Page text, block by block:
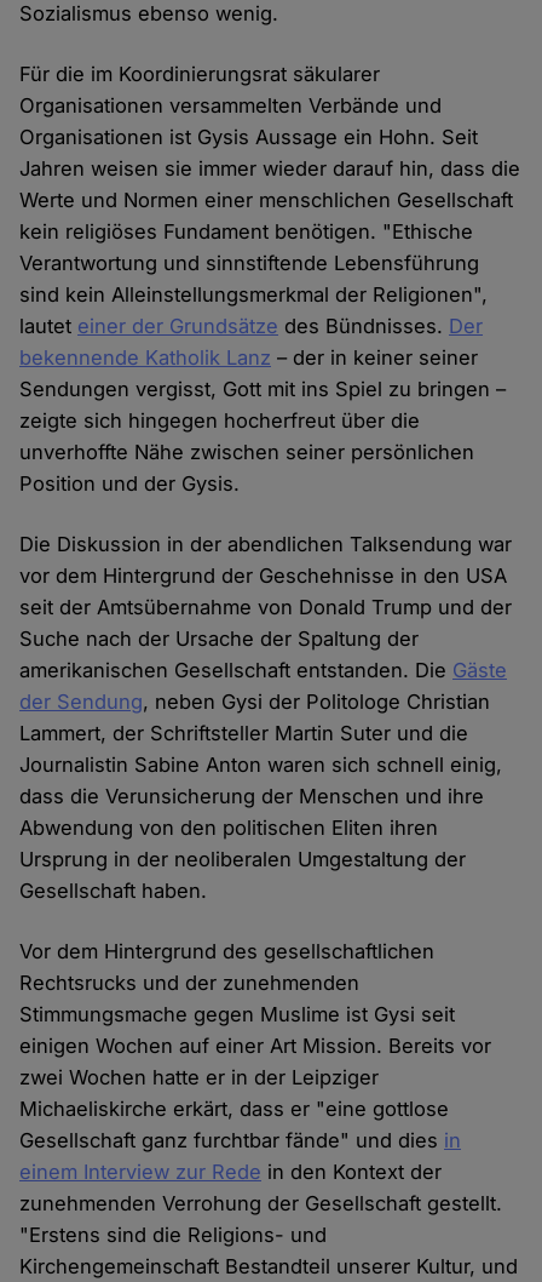
Sozialismus ebenso wenig.
Für die im Koordinierungsrat säkularer
Organisationen versammelten Verbände und
Organisationen ist Gysis Aussage ein Hohn. Seit
Jahren weisen sie immer wieder darauf hin, dass die
Werte und Normen einer menschlichen Gesellschaft
kein religiöses Fundament benötigen. "Ethische
Verantwortung und sinnstiftende Lebensführung
sind kein Alleinstellungsmerkmal der Religionen",
lautet einer der Grundsätze des Bündnisses. Der
bekennende Katholik Lanz – der in keiner seiner
Sendungen vergisst, Gott mit ins Spiel zu bringen –
zeigte sich hingegen hocherfreut über die
unverhoffte Nähe zwischen seiner persönlichen
Position und der Gysis.
Die Diskussion in der abendlichen Talksendung war
vor dem Hintergrund der Geschehnisse in den USA
seit der Amtsübernahme von Donald Trump und der
Suche nach der Ursache der Spaltung der
amerikanischen Gesellschaft entstanden. Die Gäste
der Sendung, neben Gysi der Politologe Christian
Lammert, der Schriftsteller Martin Suter und die
Journalistin Sabine Anton waren sich schnell einig,
dass die Verunsicherung der Menschen und ihre
Abwendung von den politischen Eliten ihren
Ursprung in der neoliberalen Umgestaltung der
Gesellschaft haben.
Vor dem Hintergrund des gesellschaftlichen
Rechtsrucks und der zunehmenden
Stimmungsmache gegen Muslime ist Gysi seit
einigen Wochen auf einer Art Mission. Bereits vor
zwei Wochen hatte er in der Leipziger
Michaeliskirche erkärt, dass er "eine gottlose
Gesellschaft ganz furchtbar fände" und dies in
einem Interview zur Rede in den Kontext der
zunehmenden Verrohung der Gesellschaft gestellt.
"Erstens sind die Religions- und
Kirchengemeinschaft Bestandteil unserer Kultur, und